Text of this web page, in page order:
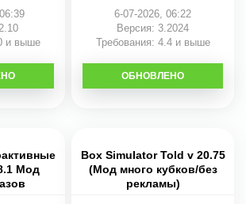
и выше
6-07-2026, 06:22
Версия: 3.2024
Требования: 4.4 и выше
СКАЧАТЬ
ОБНОВЛЕНО
Мод
Box Simulator Told v 20.75
(Мод много кубков/без
рекламы)